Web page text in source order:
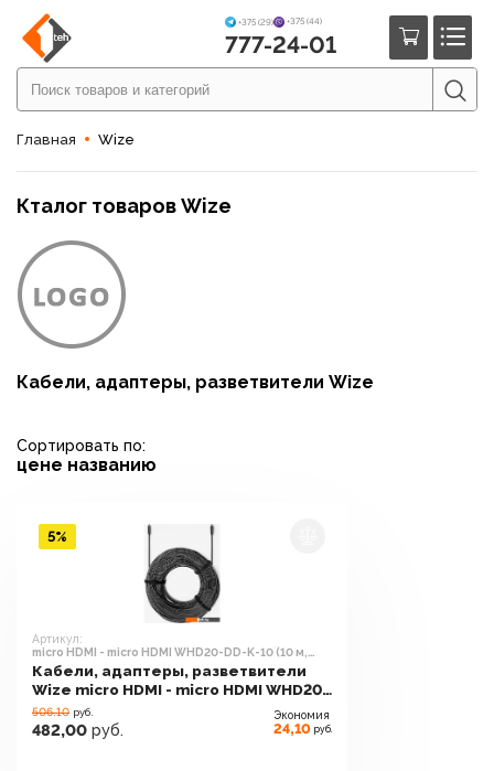
+375 (29) +375 (44)
777-24-01
Главная Wize
Кталог товаров Wize
Кабели, адаптеры, разветвители Wize
Сортировать по:
цене названию
Артикул:
micro HDMI - micro HDMI WHD20-DD-K-10 (10 м,
черный)
Кабели, адаптеры, разветвители
Wize micro HDMI - micro HDMI WHD20-
DD-K-10 (10 м, черный)
506.10 руб.
482,00 руб.
Экономия
24,10 руб.
5%